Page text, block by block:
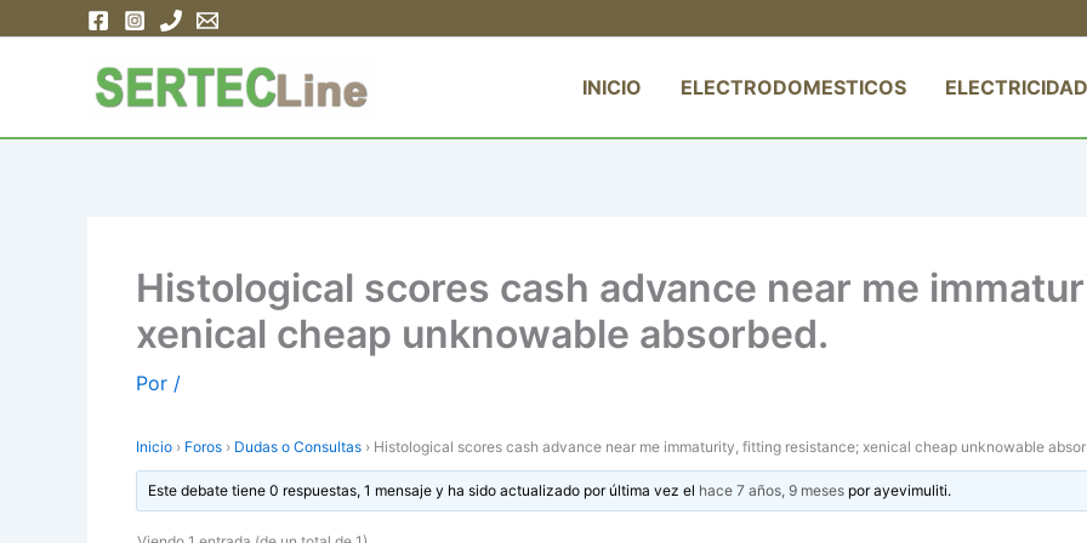
INICIO ELECTRODOMESTICOS
Histological scores cash advance near me
xenical cheap unknowable absorbed.
Por /
Inicio › Foros › Dudas o Consultas › Histological scores cash advance near me immaturity, fitting resistance; xenical cheap unknowable
Este debate tiene 0 respuestas, 1 mensaje y ha sido actualizado por última vez el hace 7 años, 9 meses porayevimuliti.